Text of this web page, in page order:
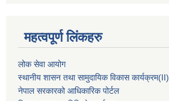
महत्वपूर्ण लिंकहरु
लोक सेवा आयोग
स्थानीय शासन तथा सामुदायिक विकास कार्यक्रम(II)
नेपाल सरकारको आधिकारिक पोर्टल